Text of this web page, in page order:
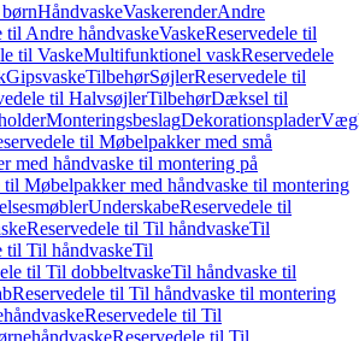
HåndvaskeVaskerenderAndre
til Andre håndvaskeVaskeReservedele til
til VaskeMultifunktionel vaskReservedele
GipsvaskeTilbehørSøjlerReservedele til
til HalvsøjlerTilbehørDæksel til
MonteringsbeslagDekorationsplader
til Møbelpakker med små
med håndvaske til montering på
til Møbelpakker med håndvaske til montering
UnderskabeReservedele til
Reservedele til Til håndvaskeTil
til Til håndvaskeTil
til Til dobbeltvaskeTil håndvaske til
Reservedele til Til håndvaske til montering
Reservedele til Til
Reservedele til Til